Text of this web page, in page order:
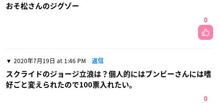
おそ松さんのジグゾー
0
2020年7月19日 at 1:46 PM 返信
スクライドのジョージ立浪は？個人的にはブンビーさんには嗜
好ごと変えられたので100票入れたい。
0